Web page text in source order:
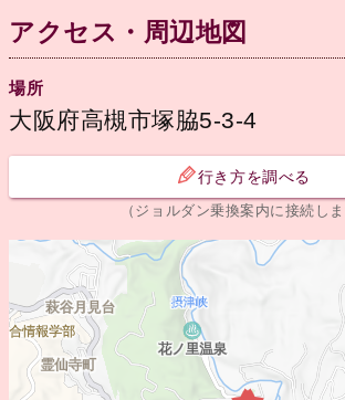
アクセス・周辺地図
場所
大阪府高槻市塚脇5-3-4
行き方を調べる
（ジョルダン乗換案内に接続しま